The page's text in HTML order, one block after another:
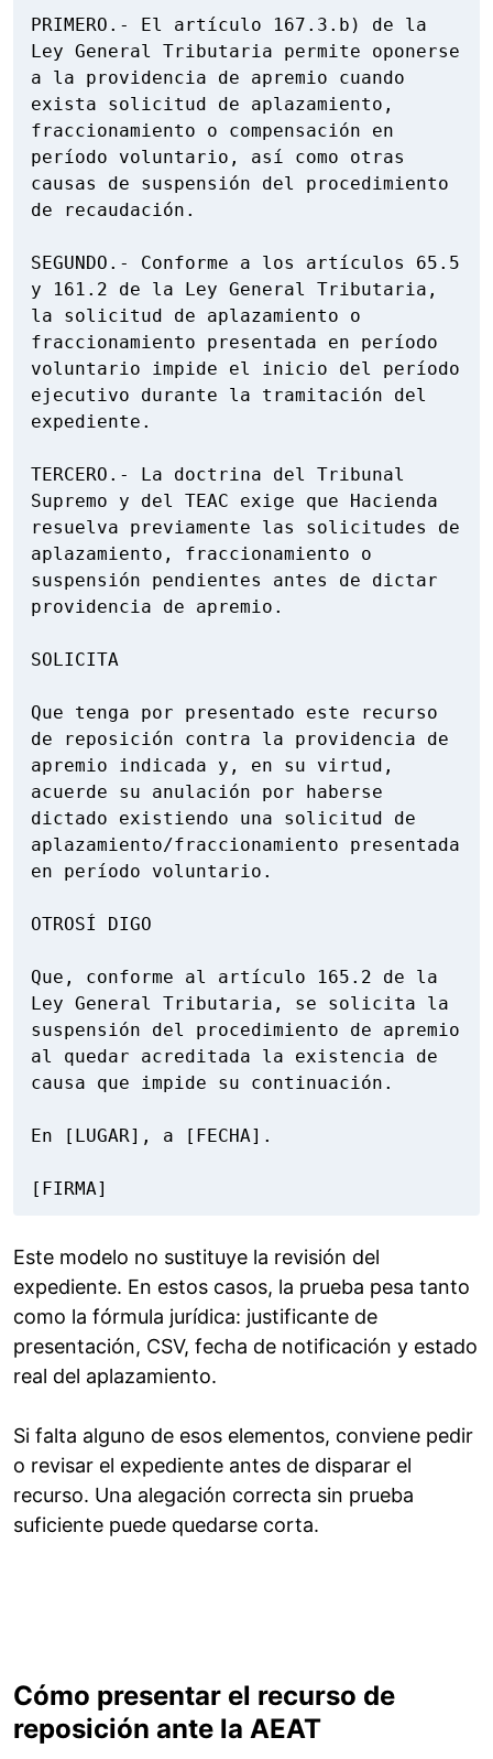
PRIMERO.- El artículo 167.3.b) de la
Ley General Tributaria permite oponerse
a la providencia de apremio cuando
exista solicitud de aplazamiento,
fraccionamiento o compensación en
período voluntario, así como otras
causas de suspensión del procedimiento
de recaudación.
SEGUNDO.- Conforme a los artículos 65.5
y 161.2 de la Ley General Tributaria,
la solicitud de aplazamiento o
fraccionamiento presentada en período
voluntario impide el inicio del período
ejecutivo durante la tramitación del
expediente.
TERCERO.- La doctrina del Tribunal
Supremo y del TEAC exige que Hacienda
resuelva previamente las solicitudes de
aplazamiento, fraccionamiento o
suspensión pendientes antes de dictar
providencia de apremio.
SOLICITA
Que tenga por presentado este recurso
de reposición contra la providencia de
apremio indicada y, en su virtud,
acuerde su anulación por haberse
dictado existiendo una solicitud de
aplazamiento/fraccionamiento presentada
en período voluntario.
OTROSÍ DIGO
Que, conforme al artículo 165.2 de la
Ley General Tributaria, se solicita la
suspensión del procedimiento de apremio
al quedar acreditada la existencia de
causa que impide su continuación.
En [LUGAR], a [FECHA].
[FIRMA]
Este modelo no sustituye la revisión del
expediente. En estos casos, la prueba pesa tanto
como la fórmula jurídica: justificante de
presentación, CSV, fecha de notificación y estado
real del aplazamiento.
Si falta alguno de esos elementos, conviene pedir
o revisar el expediente antes de disparar el
recurso. Una alegación correcta sin prueba
suficiente puede quedarse corta.
Cómo presentar el recurso de
reposición ante la AEAT